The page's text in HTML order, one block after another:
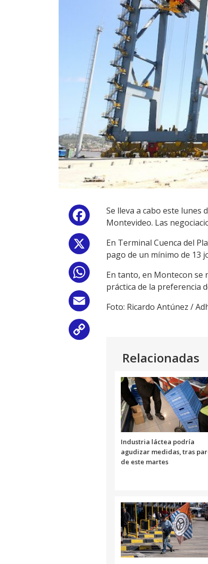
Facebook
WhatsApp
Email
Se lleva a cabo este lunes
Montevideo. Las
En Terminal Cuenca del
pago de un mínimo de 13
En tanto, en Montecon se
práctica de la preferencia
Foto: Ricardo Antúnez /
Relacionadas
Industria láctea podría
agudizar medidas, tras
de este martes